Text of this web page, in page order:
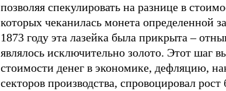
позволяя спекулировать на разнице в
которых чеканилась монета определенной
1873 году эта лазейка была прикрыта –
являлось исключительно золото. Этот шаг
стоимости денег в экономике, дефляцию,
секторов производства, спровоцировал